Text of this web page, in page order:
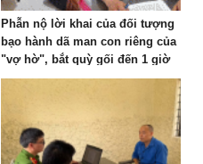
Phẫn nộ lời khai của đối tượng
bạo hành dã man con riêng của
"vợ hờ", bắt quỳ gối đến 1 giờ
sáng